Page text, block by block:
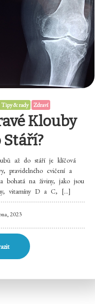
Tipy & rady Zdraví
Klouby
Stáří?
až do stáří je klíčová
pravidelného cvičení a
bohatá na živiny, jako jsou
vitamíny D a C, […]
2023